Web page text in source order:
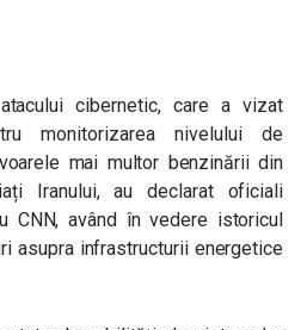
cibernetic, care a vizat
monitorizarea nivelului de
mai multor benzinării din
Iranului, au declarat oficiali
CNN, având în vedere istoricul
asupra infrastructurii energetice